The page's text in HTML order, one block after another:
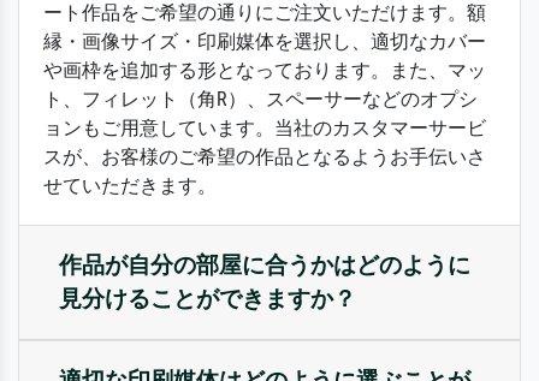
ート作品をご希望の通りにご注文いただけます。額
縁・画像サイズ・印刷媒体を選択し、適切なカバー
や画枠を追加する形となっております。また、マッ
ト、フィレット（角R）、スペーサーなどのオプシ
ョンもご用意しています。当社のカスタマーサービ
スが、お客様のご希望の作品となるようお手伝いさ
せていただきます。
作品が自分の部屋に合うかはどのように
見分けることができますか？